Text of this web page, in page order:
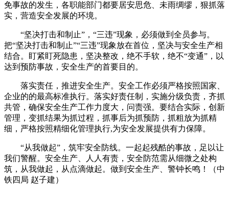
免事故的发生，各职能部门都要居安思危、未雨绸缪，狠抓落
实，营造安全发展的环境。
“坚决打击和制止”，“三违”现象，必须做到全员参与。
把“坚决打击和制止”“三违”现象放在首位，坚决与安全生产相
结合。盯紧盯死隐患，坚决整改，绝不手软，绝不“变通”，以
达到预防事故，安全生产的首要目的。
落实责任，推进安全生产。安全工作必须严格按照国家、
企业的的最高标准执行。落实好责任制，实施分级负责，齐抓
共管，确保安全生产工作力度大，问责强。要结合实际，创新
管理，变抓结果为抓过程，抓事后为抓预防，抓粗放为抓精
细，严格按照精细化管理执行,为安全发展提供有力保障。
“从我做起”，筑牢安全防线。一起起残酷的事故，足以让
我们警醒。安全生产、人人有责，安全防范需从细微之处构
筑，从我做起，从点滴做起。做到安全生产、警钟长鸣！（中
铁四局 赵子建）